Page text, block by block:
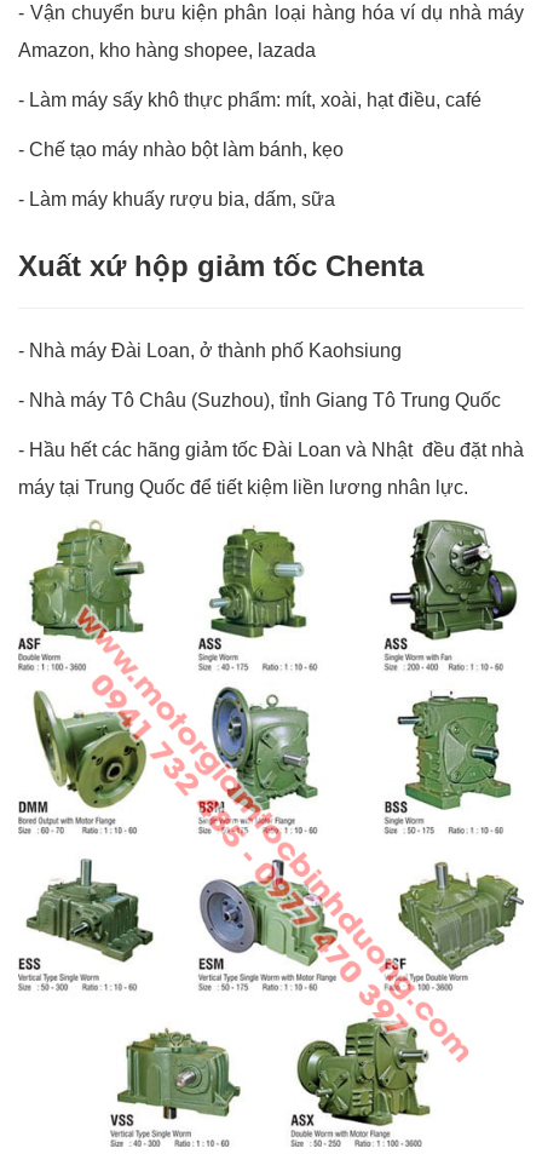
-Vận chuyển bưu kiện phân loại hàng hóa ví dụ nhà máy
Amazon, kho hàng shopee, lazada
- Làm máy sấy khô thực phẩm: mít, xoài, hạt điều, café
- Chế tạo máy nhào bột làm bánh, kẹo
- Làm máy khuấy rượu bia, dấm, sữa
Xuất xứ hộp giảm tốc Chenta
- Nhà máy Đài Loan, ở thành phố Kaohsiung
- Nhà máy Tô Châu (Suzhou), tỉnh Giang Tô Trung Quốc
- Hầu hết các hãng giảm tốc Đài Loan và Nhật đều đặt nhà
máy tại Trung Quốc để tiết kiệm liền lương nhân lực.